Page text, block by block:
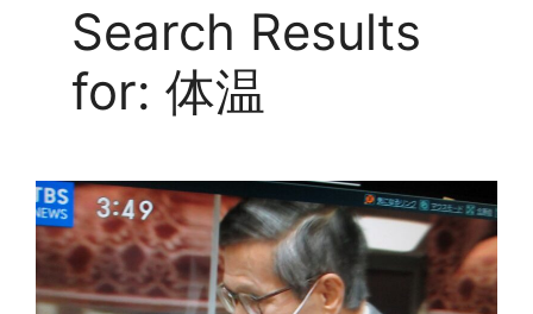
Search Results
for: 体温